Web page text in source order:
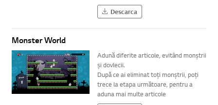
Descarca
Monster World
Adună diferite articole, evitând monștrii
și dovlecii.
După ce ai eliminat toți monștrii, poți
trece la etapa următoare, pentru a
aduna mai multe articole